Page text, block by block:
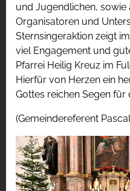
und Jugendlichen, sowie
Organisatoren und
Sternsingeraktion zeigt
viel Engagement und
Pfarrei Heilig Kreuz im
Hierfür von Herzen ein
Gottes reichen Segen für
(Gemeindereferent